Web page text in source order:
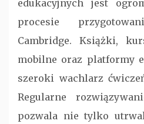
edukacyjnych jest
procesie
Cambridge. Książki,
mobilne oraz platformy
szeroki wachlarz
Regularne
pozwala nie tylko